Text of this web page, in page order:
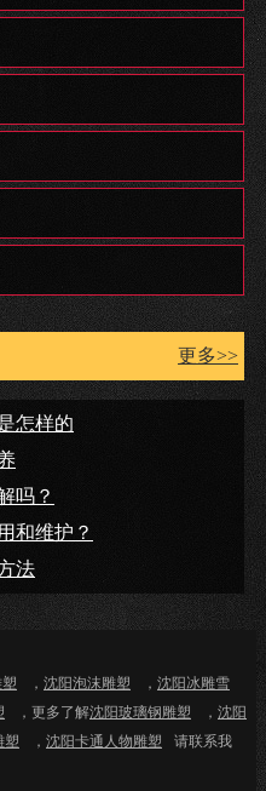
更多>>
怎样的
吗？
和维护？
法
， 沈阳泡沫雕塑 ， 沈阳冰雕雪
，更多了解沈阳玻璃钢雕塑 ， 沈阳
塑 ， 沈阳卡通人物雕塑
请联系我